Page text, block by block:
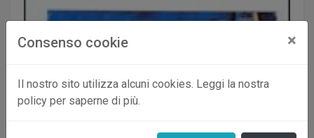
Consenso cookie ×
Il nostro sito utilizza alcuni cookies. Leggi la nostra
policy per saperne di più.